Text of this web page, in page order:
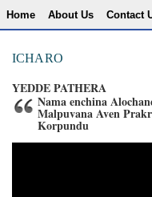
Home About Us Contact
ICHARO
YEDDE PATHERA
Nama enchina
Malpuvana Aven
Korpundu